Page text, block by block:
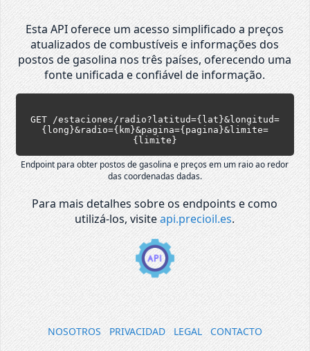
Esta API oferece um acesso simplificado a preços
atualizados de combustíveis e informações dos
postos de gasolina nos três países, oferecendo uma
fonte unificada e confiável de informação.
GET /estaciones/radio?latitud={lat}&longitud=
{long}&radio={km}&pagina={pagina}&limite=
{limite}
Endpoint para obter postos de gasolina e preços em um raio ao redor
das coordenadas dadas.
Para mais detalhes sobre os endpoints e como
utilizá-los, visiteapi.precioil.es.
NOSOTROS PRIVACIDAD LEGAL CONTACTO